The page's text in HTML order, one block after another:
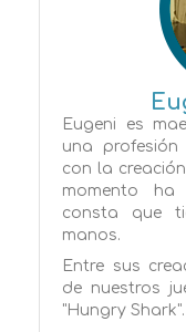
Eugeni es
una
con la
momento
consta que
manos.
Entre sus
de nuestros
"Hungry Shark".